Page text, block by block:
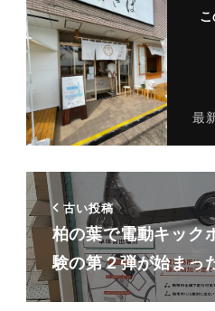
最
古い投稿
柏の葉で電動キック
験の第２弾が始まっ